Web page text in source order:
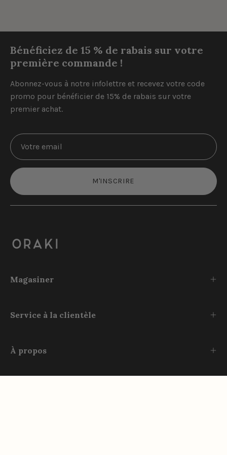
Bénéficiez de 15 % de rabais sur votre
première commande !
Abonnez-vous à notre infolettre et recevez votre code
promo pour bénéficier de 15% de rabais sur votre
premier achat.
M'INSCRIRE
Magasiner
Service à la clientèle
À propos